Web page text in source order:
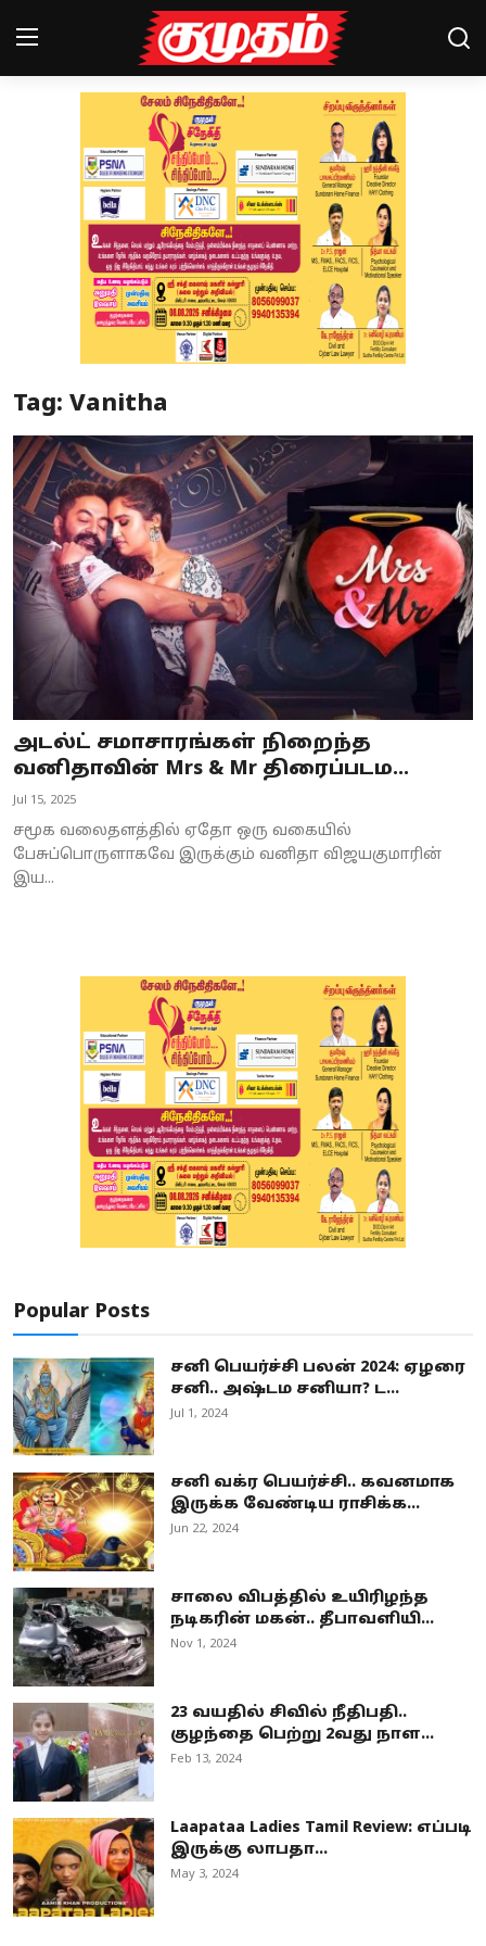
Magazines
Special Story
Business
Crime
Tamilnadu
National
World
Astrology
Spirituality
Weather
Tag: Vanitha
அடல்ட் சமாசாரங்கள் நிறைந்த
வனிதாவின் Mrs & Mr திரைப்படம...
Jul 15, 2025
சமூக வலைதளத்தில் ஏதோ ஒரு வகையில்
பேசுப்பொருளாகவே இருக்கும் வனிதா விஜயகுமாரின்
இய...
Popular Posts
சனி பெயர்ச்சி பலன் 2024: ஏழரை
சனி.. அஷ்டம சனியா? ட...
Jul 1, 2024
சனி வக்ர பெயர்ச்சி.. கவனமாக
இருக்க வேண்டிய ராசிக்க...
Jun 22, 2024
சாலை விபத்தில் உயிரிழந்த
நடிகரின் மகன்.. தீபாவளியி...
Nov 1, 2024
23 வயதில் சிவில் நீதிபதி..
குழந்தை பெற்று 2வது நாள...
Feb 13, 2024
Laapataa Ladies Tamil Review: எப்படி
இருக்கு லாபதா...
May 3, 2024